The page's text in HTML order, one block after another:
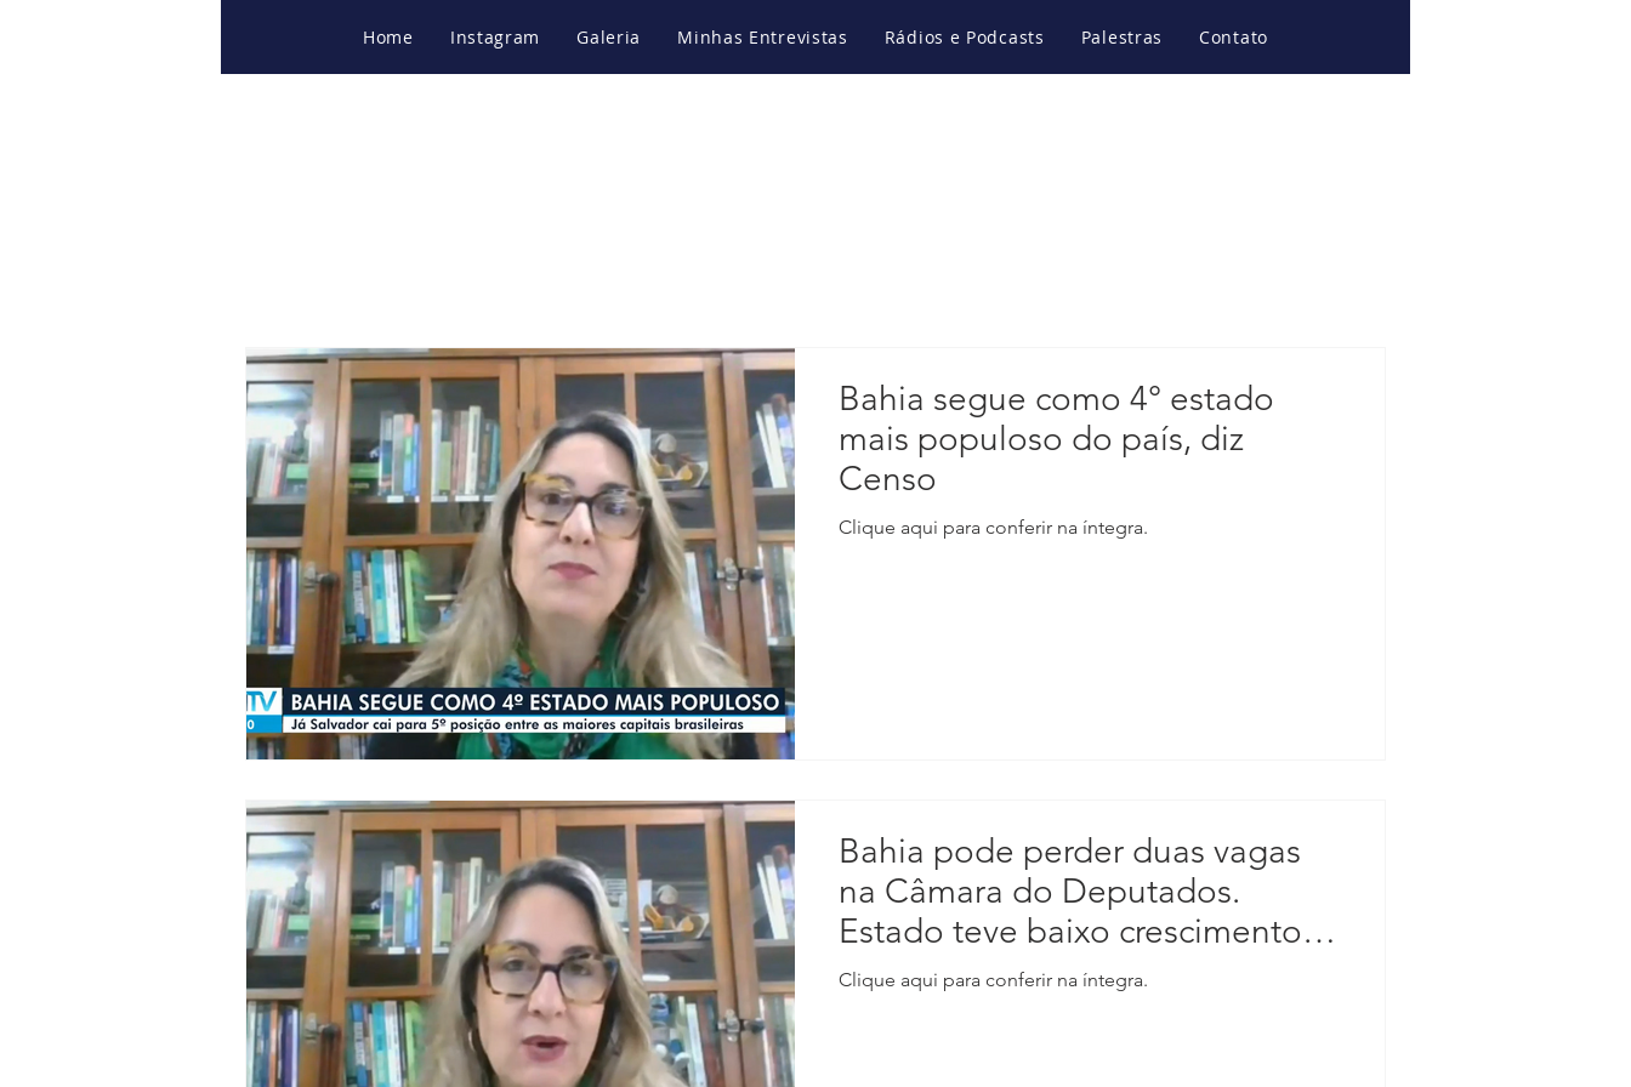
Home Instagram Galeria Minhas Entrevistas Rádios e Podcasts Palestras Contato
Bahia segue como 4° estado
mais populoso do país, diz
Censo
Clique aqui para conferir na íntegra.
Bahia pode perder duas vagas
na Câmara do Deputados.
Estado teve baixo crescimento
populacional e 10
Clique aqui para conferir na íntegra.